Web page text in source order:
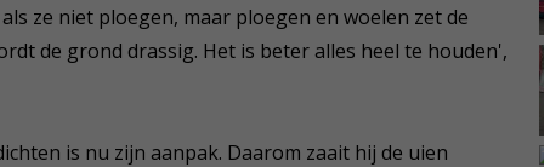
ze niet ploegen, maar ploegen en woelen zet de
de grond drassig. Het is beter alles heel te houden',
is nu zijn aanpak. Daarom zaait hij de uien